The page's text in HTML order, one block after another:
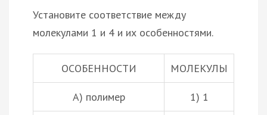
Установите соответствие между
молекулами 1 и 4 и их особенностями.
ОСОБЕННОСТИ МОЛЕКУЛЫ
А) полимер 1) 1